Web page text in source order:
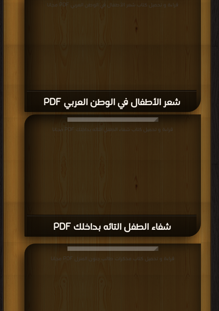
شعر الأطفال في الوطن العربي PDF
قراءة و تحميل كتاب شعر الأطفال في الوطن العربي PDF مجانا
شفاء الطفل التائه بداخلك PDF
قراءة و تحميل كتاب شفاء الطفل التائه بداخلك PDF مجانا
قراءة و تحميل كتاب مذكرات طالب جنون المنزل PDF مجانا